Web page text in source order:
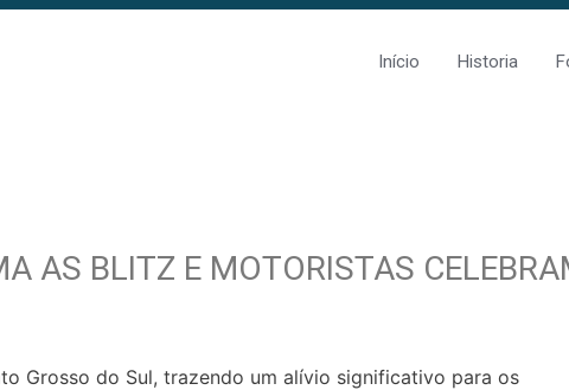
Início Historia
AS BLITZ E MOTORISTAS
Grosso do Sul, trazendo um alívio significativo para os